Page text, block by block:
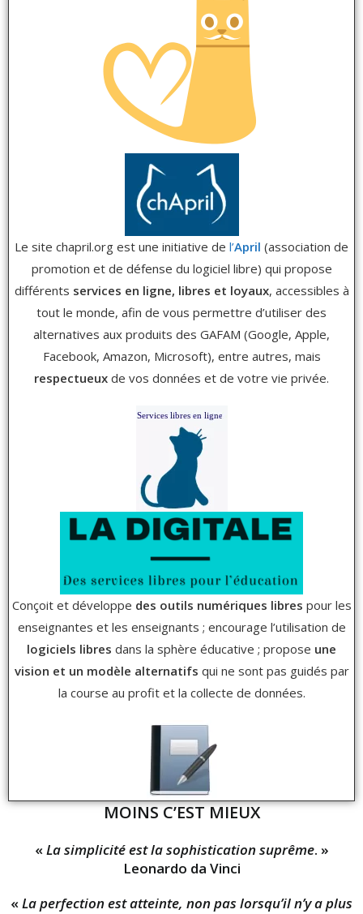
Le site chapril.org est une initiative de l’April (association de
promotion et de défense du logiciel libre) qui propose
différents services en ligne, libres et loyaux, accessibles à
tout le monde, afin de vous permettre d’utiliser des
alternatives aux produits des GAFAM (Google, Apple,
Facebook, Amazon, Microsoft), entre autres, mais
respectueux de vos données et de votre vie privée.
Conçoit et développe des outils numériques libres pour les
enseignantes et les enseignants ; encourage l’utilisation de
logiciels libres dans la sphère éducative ; propose une
vision et un modèle alternatifs qui ne sont pas guidés par
la course au profit et la collecte de données.
MOINS C’EST MIEUX
«La simplicité est la sophistication suprême. »
Leonardo da Vinci
«La perfection est atteinte, non pas lorsqu’il n’y a plus